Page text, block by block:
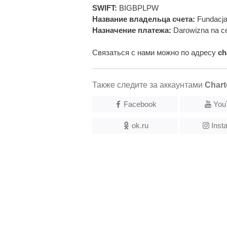
SWIFT: BIGBPLPW
Название владельца счета:
Назначение платежа: Darowizna na
Связаться с нами можно по адресу
Также следите за аккаунтами
Facebook
ok.ru